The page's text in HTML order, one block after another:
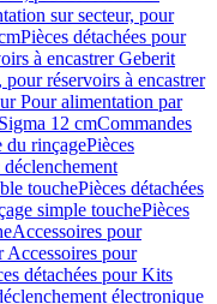
sur secteur, pour
Pièces détachées pour
à encastrer Geberit
réservoirs à encastrer
Pour alimentation par
12 cmCommandes
du rinçagePièces
touchePièces détachées
simple touchePièces
Accessoires pour
Accessoires pour
détachées pour Kits
électronique